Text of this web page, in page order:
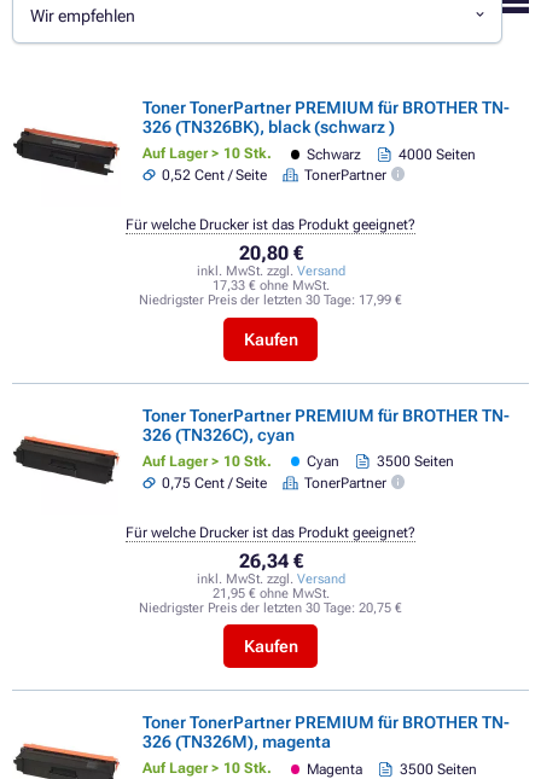
Wir empfehlen
Toner TonerPartner PREMIUM für BROTHER TN-
326 (TN326BK), black (schwarz )
Auf Lager > 10 Stk. Schwarz
4000 Seiten
0,52 Cent / Seite
TonerPartner
20,80 €
inkl. MwSt. zzgl. Versand
17,33 € ohne MwSt.
Niedrigster Preis der letzten 30 Tage: 17,99 €
Kaufen
Für welche Drucker ist das Produkt geeignet?
Toner TonerPartner PREMIUM für BROTHER TN-
326 (TN326C), cyan
Auf Lager > 10 Stk. Cyan
3500 Seiten
0,75 Cent / Seite
TonerPartner
26,34 €
inkl. MwSt. zzgl. Versand
21,95 € ohne MwSt.
Niedrigster Preis der letzten 30 Tage: 20,75 €
Kaufen
Für welche Drucker ist das Produkt geeignet?
Toner TonerPartner PREMIUM für BROTHER TN-
326 (TN326M), magenta
Auf Lager > 10 Stk. Magenta
3500 Seiten